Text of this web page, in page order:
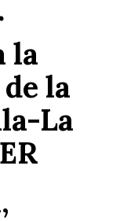
la
la
La